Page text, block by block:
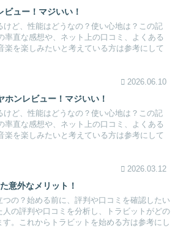
ュー！マジいい！
ど、性能はどうなの？使い心地は？この記
直な感想や、ネット上の口コミ、よくある
を楽しみたいと考えている方は参考にして
2026.06.10
ホンレビュー！マジいい！
ど、性能はどうなの？使い心地は？この記
直な感想や、ネット上の口コミ、よくある
を楽しみたいと考えている方は参考にして
2026.03.12
意外なメリット！
の？始める前に、評判や口コミを確認したい
の評判や口コミを分析し、トラビットがどの
。これからトラビットを始める方は参考にし